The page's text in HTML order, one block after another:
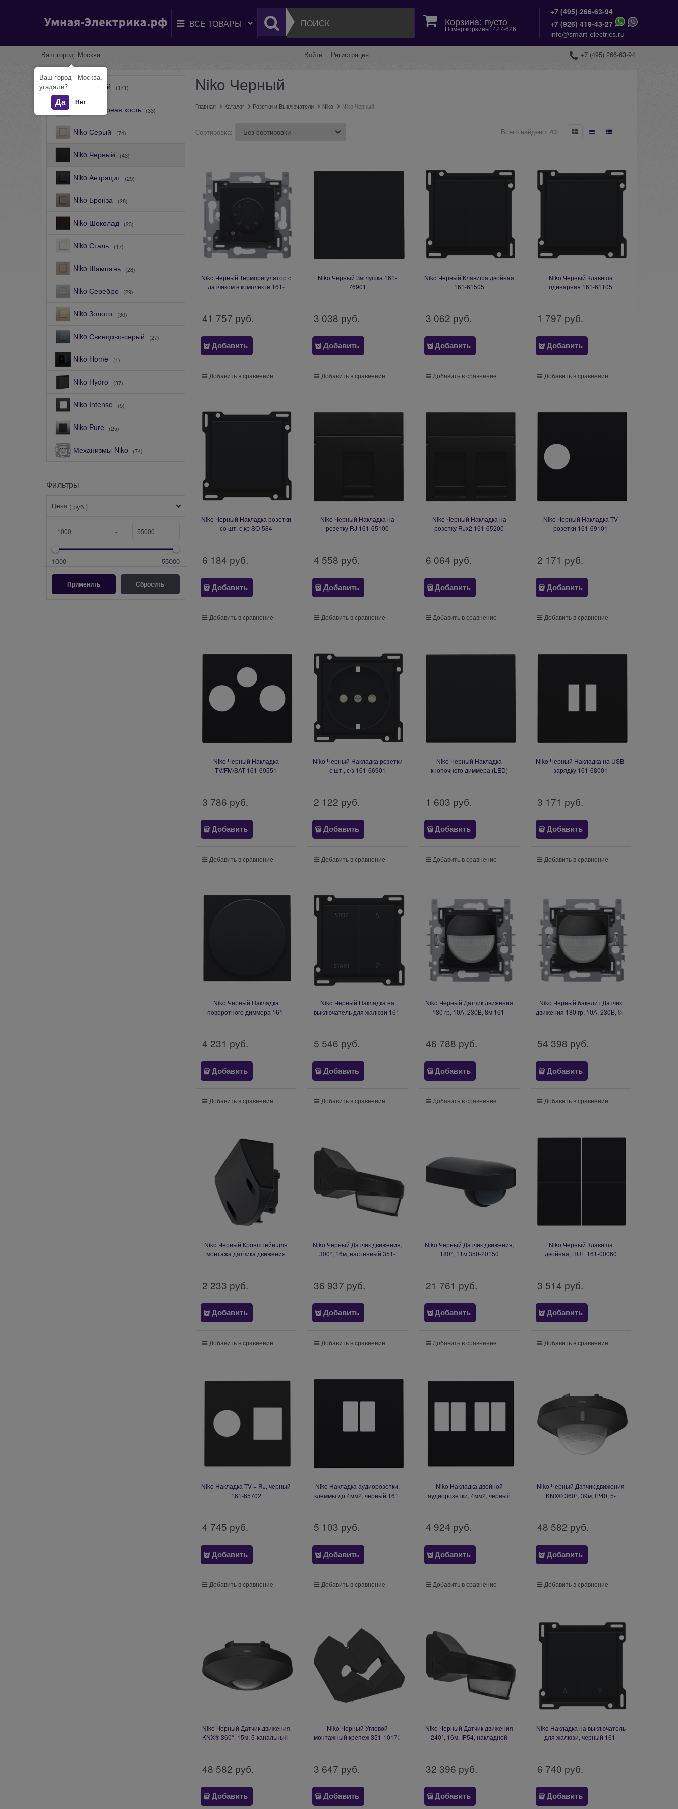
Корзина: пусто
Номер корзины: 427-626
+7 (495) 266-63-94
+7 (926) 419-43-27
info@smart-electrics.ru
Ваш город: Москва Войти Регистрация +7 (495) 266-63-94
Niko Белый (171)
Niko Слоновая кость (33)
Niko Серый (74)
Niko Черный (43)
Niko Антрацит (29)
Niko Бронза (28)
Niko Шоколад (23)
Niko Сталь (17)
Niko Шампань (28)
Niko Серебро (29)
Niko Золото (30)
Niko Свинцово-серый (27)
Niko Home (1)
Niko Hydro (37)
Niko Intense (5)
Niko Pure (25)
Механизмы Niko (74)
Фильтры
Цена ( руб.)
-
1000 55000
Niko Черный
Главная Каталог Розетки и Выключатели Niko Niko Черный
Сортировка: Всего найдено: 43
Niko Черный Терморегулятор с
датчиком в комплекте 161-
41 757 руб.
Добавить
Добавить в сравнение
Niko Черный Заглушка 161-
76901
3 038 руб.
Добавить
Добавить в сравнение
Niko Черный Клавиша двойная
161-61505
3 062 руб.
Добавить
Добавить в сравнение
Niko Черный Клавиша
одинарная 161-61105
1 797 руб.
Добавить
Добавить в сравнение
Niko Черный Накладка розетки
со шт, с кр SO-584
6 184 руб.
Добавить
Добавить в сравнение
Niko Черный Накладка на
розетку RJ 161-65100
4 558 руб.
Добавить
Добавить в сравнение
Niko Черный Накладка на
розетку RJx2 161-65200
6 064 руб.
Добавить
Добавить в сравнение
Niko Черный Накладка TV
розетки 161-69101
2 171 руб.
Добавить
Добавить в сравнение
Niko Черный Накладка
TV/FM/SAT 161-69551
3 786 руб.
Добавить
Добавить в сравнение
Niko Черный Накладка розетки
с шт., с/з 161-66901
2 122 руб.
Добавить
Добавить в сравнение
Niko Черный Накладка
кнопочного диммера (LED)
1 603 руб.
Добавить
Добавить в сравнение
Niko Черный Накладка на USB-
зарядку 161-68001
3 171 руб.
Добавить
Добавить в сравнение
Niko Черный Накладка
поворотного диммера 161-
4 231 руб.
Добавить
Добавить в сравнение
Niko Черный Накладка на
выключатель для жалюзи 161-
5 546 руб.
Добавить
Добавить в сравнение
Niko Черный Датчик движения
180 гр, 10А, 230В, 8м 161-
46 788 руб.
Добавить
Добавить в сравнение
Niko Черный бакелит Датчик
движения 180 гр, 10А, 230В, 8м
54 398 руб.
Добавить
Добавить в сравнение
Niko Черный Кронштейн для
монтажа датчика движения
2 233 руб.
Добавить
Добавить в сравнение
Niko Черный Датчик движения,
300°, 16м, настенный 351-
36 937 руб.
Добавить
Добавить в сравнение
Niko Черный Датчик движения,
180°, 11м 350-20150
21 761 руб.
Добавить
Добавить в сравнение
Niko Черный Клавиша
двойная, HUE 161-00060
3 514 руб.
Добавить
Добавить в сравнение
Niko Накладка TV + RJ, черный
161-65702
4 745 руб.
Добавить
Добавить в сравнение
Niko Накладка аудиорозетки,
клеммы до 4мм2, черный 161-
5 103 руб.
Добавить
Добавить в сравнение
Niko Накладка двойной
аудиорозетки, 4мм2, черный
4 924 руб.
Добавить
Добавить в сравнение
Niko Черный Датчик движения
KNX® 360°, 39м, IP40, 5-
48 582 руб.
Добавить
Добавить в сравнение
Niko Черный Датчик движения
KNX® 360°, 15м, 5-канальный,
48 582 руб.
Добавить
Niko Черный Угловой
монтажный крепеж 351-10172
3 647 руб.
Добавить
Niko Черный Датчик движения
240°, 16м, IP54, накладной
32 396 руб.
Добавить
Niko Накладка на выключатель
для жалюзи, черный 161-
6 740 руб.
Добавить
Ваш город - Москва,
угадали?
Да Нет